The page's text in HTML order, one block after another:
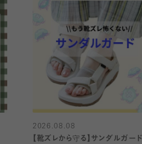
2026.08.08
【靴ズレから守る】サンダルガード